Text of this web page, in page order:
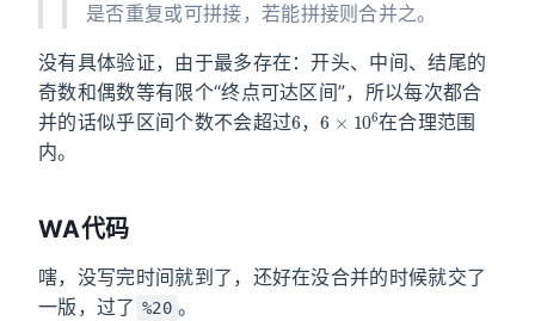
是否重复或可拼接，若能拼接则合并之。
没有具体验证，由于最多存在：开头、中间、结尾的
奇数和偶数等有限个“终点可达区间”，所以每次都合
并的话似乎区间个数不会超过
6
，
6× 106
在合理范围
内。
WA代码
嗐，没写完时间就到了，还好在没合并的时候就交了
一版，过了 %20 。